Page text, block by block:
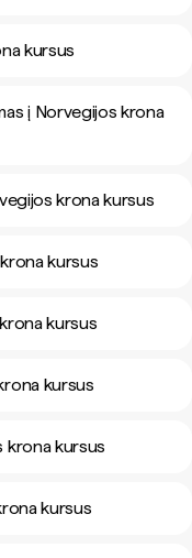
kursus
į Norvegijos krona
krona kursus
kursus
kursus
kursus
krona kursus
kursus